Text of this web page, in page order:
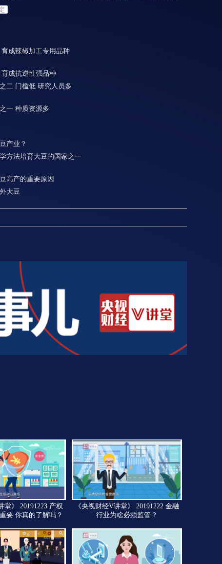
成辣椒加工专用品种
成抗逆性强品种
二 门槛低 研究人员多
一 种质资源多
产业？
方法培育大豆的国家之一
高产的重要原因
大豆
堂》 20191223 产权
要 你真的了解吗？
《央视财经V讲堂》 20191222 金融
行业为啥必须监管？